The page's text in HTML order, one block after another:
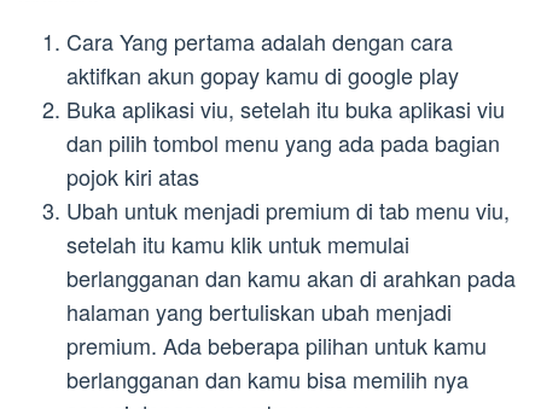
Cara Yang pertama adalah dengan cara
aktifkan akun gopay kamu di google play
Buka aplikasi viu, setelah itu buka aplikasi viu
dan pilih tombol menu yang ada pada bagian
pojok kiri atas
Ubah untuk menjadi premium di tab menu viu,
setelah itu kamu klik untuk memulai
berlangganan dan kamu akan di arahkan pada
halaman yang bertuliskan ubah menjadi
premium. Ada beberapa pilihan untuk kamu
berlangganan dan kamu bisa memilih nya